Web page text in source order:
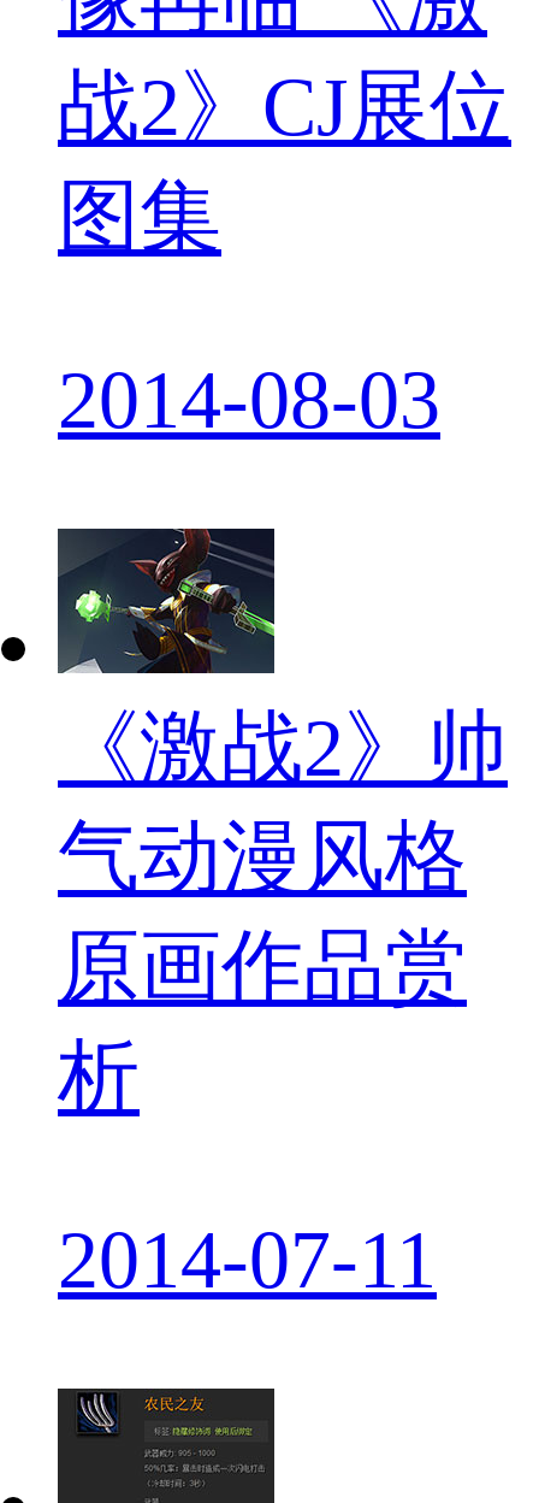
战2》CJ展位
图集
2014-08-03
《激战2》帅
气动漫风格
原画作品赏
析
2014-07-11